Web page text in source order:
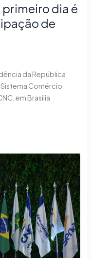
dia é
de
da República
Comércio
em Brasília